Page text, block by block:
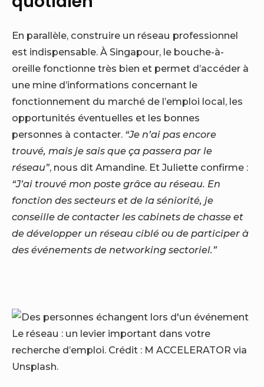
En parallèle, construire un réseau professionnel
est indispensable. À Singapour, le bouche-à-
oreille fonctionne très bien et permet d’accéder à
une mine d’informations concernant le
fonctionnement du marché de l’emploi local, les
opportunités éventuelles et les bonnes
personnes à contacter. “Je n’ai pas encore
trouvé, mais je sais que ça passera par le
réseau”, nous dit Amandine. Et Juliette confirme :
“J’ai trouvé mon poste grâce au réseau. En
fonction des secteurs et de la séniorité, je
conseille de contacter les cabinets de chasse et
de développer un réseau ciblé ou de participer à
des événements de networking sectoriel.”
Le réseau : un levier important dans votre
recherche d’emploi. Crédit : M ACCELERATOR via
Unsplash.